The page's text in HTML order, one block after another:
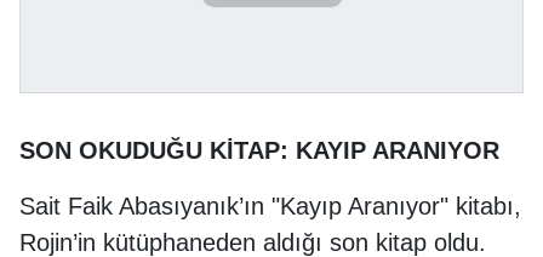
SON OKUDUĞU KİTAP: KAYIP ARANIYOR
Sait Faik Abasıyanık’ın "Kayıp Aranıyor" kitabı,
Rojin’in kütüphaneden aldığı son kitap oldu.